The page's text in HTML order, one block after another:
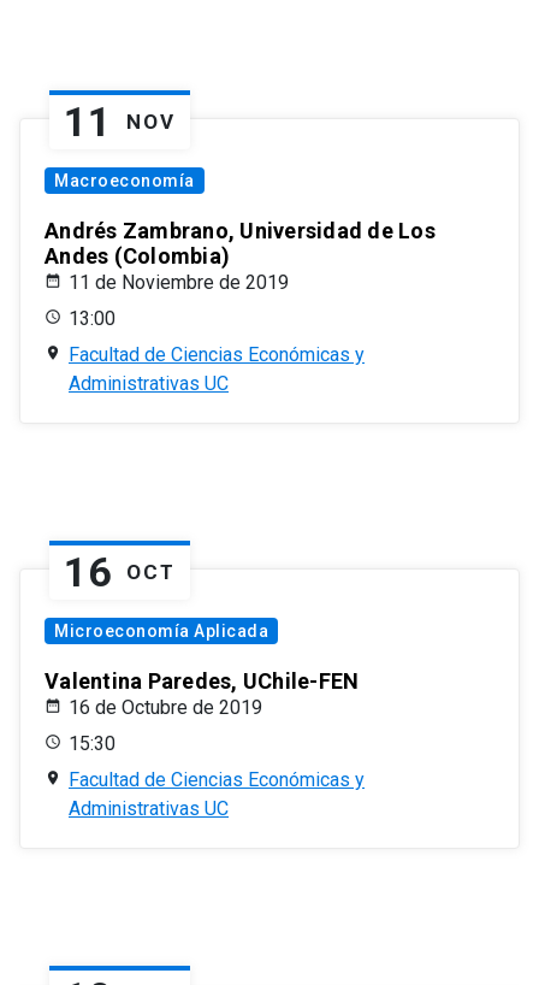
11 NOV
Macroeconomía
Andrés Zambrano, Universidad de Los
Andes (Colombia)
11 de Noviembre de 2019
13:00
Facultad de Ciencias Económicas y
Administrativas UC
16 OCT
Microeconomía Aplicada
Valentina Paredes, UChile-FEN
16 de Octubre de 2019
15:30
Facultad de Ciencias Económicas y
Administrativas UC